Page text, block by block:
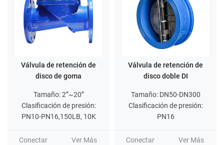
Válvula de retención de
disco de goma
Tamaño: 2”~20”
Clasificación de presión:
PN10-PN16,150LB, 10K
Conectar Ver Más
Válvula de retención de
disco doble DI
Tamaño: DN50-DN300
Clasificación de presión:
PN16
Conectar Ver Más